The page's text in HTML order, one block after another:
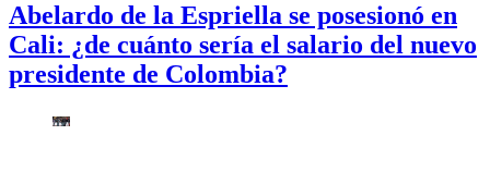
Abelardo de la Espriella se posesionó en
Cali: ¿de cuánto sería el salario del nuevo
presidente de Colombia?